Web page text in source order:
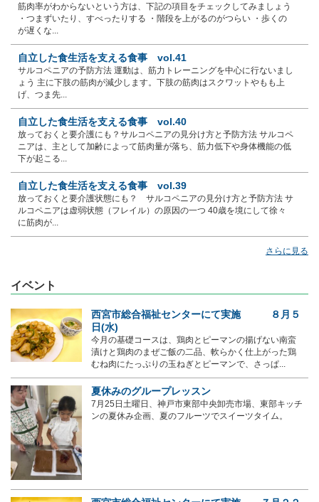
筋肉率がわからないという方は、下記の項目をチェックしてみましょう
・つまずいたり、すべったりする ・階段を上がるのがつらい ・歩くの
が遅くな...
自立した食生活を支える食事 vol.41
サルコペニアの予防方法 運動は、筋力トレーニングを中心に行ないまし
ょう 主に下肢の筋肉が減少します。下肢の筋肉はスクワットやもも上
げ、つま先...
自立した食生活を支える食事 vol.40
放っておくと要介護にも？サルコペニアの見分け方と予防方法 サルコペ
ニアは、主として加齢によって筋肉量が落ち、筋力低下や身体機能の低
下が起こる...
自立した食生活を支える食事 vol.39
放っておくと要介護状態にも？ サルコペニアの見分け方と予防方法 サ
ルコペニアは虚弱状態（フレイル）の原因の一つ 40歳を境にして徐々
に筋肉が...
さらに見る
イベント
西宮市総合福祉センターにて実施 ８月５
日(水)
今月の基礎コースは、鶏肉とピーマンの揚げない南蛮
漬けと鶏肉のまぜご飯の二品、軟らかく仕上がった鶏
むね肉にたっぷりの玉ねぎとピーマンで、さっぱ...
夏休みのグループレッスン
7月25日土曜日、神戸市東部中央卸売市場、東部キッチ
ンの夏休み企画、夏のフルーツでスイーツタイム。